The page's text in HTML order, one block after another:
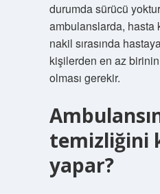
durumda sürücü
ambulanslarda, hasta
nakil sırasında
kişilerden en az
olması gerekir.
temizliğini
yapar?